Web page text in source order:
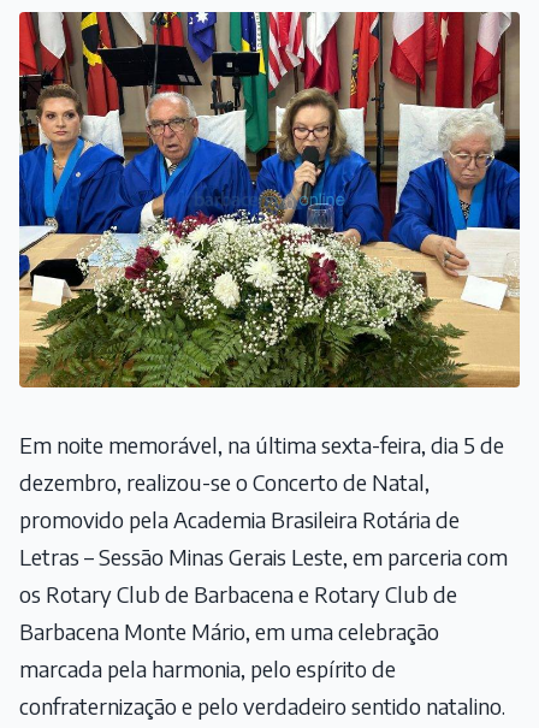
Em noite memorável, na última sexta-feira, dia 5 de
dezembro, realizou-se o Concerto de Natal,
promovido pela Academia Brasileira Rotária de
Letras – Sessão Minas Gerais Leste, em parceria com
os Rotary Club de Barbacena e Rotary Club de
Barbacena Monte Mário, em uma celebração
marcada pela harmonia, pelo espírito de
confraternização e pelo verdadeiro sentido natalino.